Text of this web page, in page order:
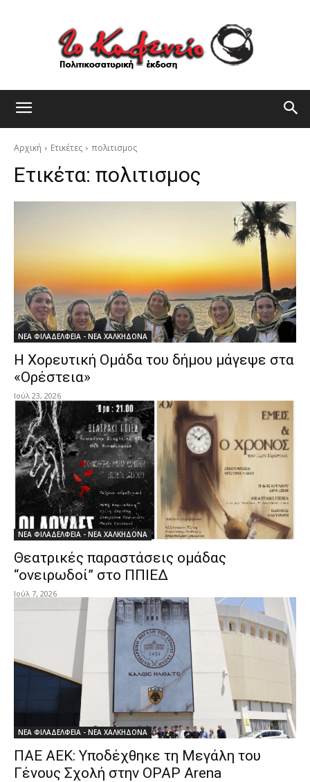
Αρχική Ετικέτες πολιτισμος
Ετικέτα: πολιτισμος
ΝΕΑ ΦΙΛΑΔΕΛΦΕΙΑ - ΝΕΑ ΧΑΛΚΗΔΟΝΑ
H Χορευτική Ομάδα του δήμου μάγεψε στα
«Ορέστεια»
Ιούλ 23, 2026
ΝΕΑ ΦΙΛΑΔΕΛΦΕΙΑ - ΝΕΑ ΧΑΛΚΗΔΟΝΑ
Θεατρικές παραστάσεις ομάδας
“ονειρωδοί” στο ΠΠΙΕΔ
Ιούλ 7, 2026
ΝΕΑ ΦΙΛΑΔΕΛΦΕΙΑ - ΝΕΑ ΧΑΛΚΗΔΟΝΑ
ΠΑΕ ΑΕΚ: Υποδέχθηκε τη Μεγάλη του
Γένους Σχολή στην OPAP Arena